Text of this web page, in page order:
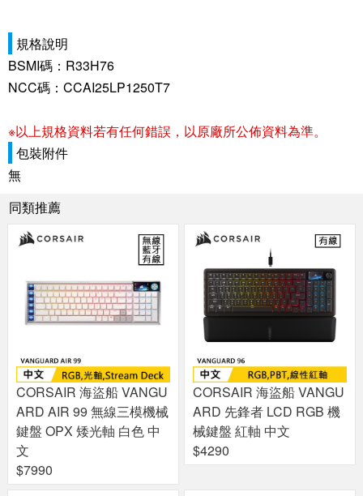
規格說明
BSMI碼：R33H76
NCC碼：CCAI25LP1250T7
※以上規格資料若有任何錯誤，以原廠所公佈資料為準。
包裝附件
無
同類推薦
CORSAIR 海盜船 VANGU
ARD AIR 99 無線三模機械
鍵盤 OPX 矮光軸 白色 中
文
$7990
CORSAIR 海盜船 VANGU
ARD 先鋒者 LCD RGB 機
械鍵盤 紅軸 中文
$4290